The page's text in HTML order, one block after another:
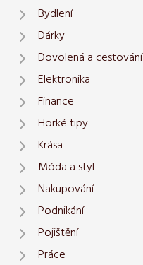
Bydlení
Dárky
Dovolená a cestování
Elektronika
Finance
Horké tipy
Krása
Móda a styl
Nakupování
Podnikání
Pojištění
Práce